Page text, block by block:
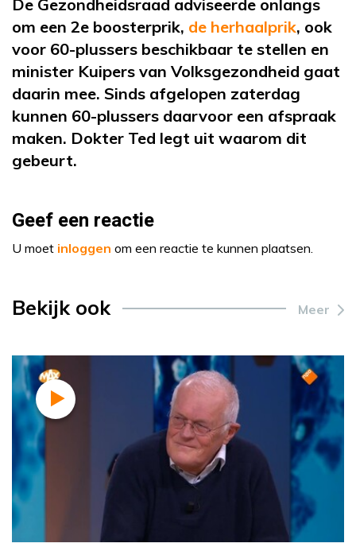
De Gezondheidsraad adviseerde onlangs
om een 2e boosterprik, de herhaalprik, ook
voor 60-plussers beschikbaar te stellen en
minister Kuipers van Volksgezondheid gaat
daarin mee. Sinds afgelopen zaterdag
kunnen 60-plussers daarvoor een afspraak
maken. Dokter Ted legt uit waarom dit
gebeurt.
Geef een reactie
U moet inloggen om een reactie te kunnen plaatsen.
Bekijk ook Meer